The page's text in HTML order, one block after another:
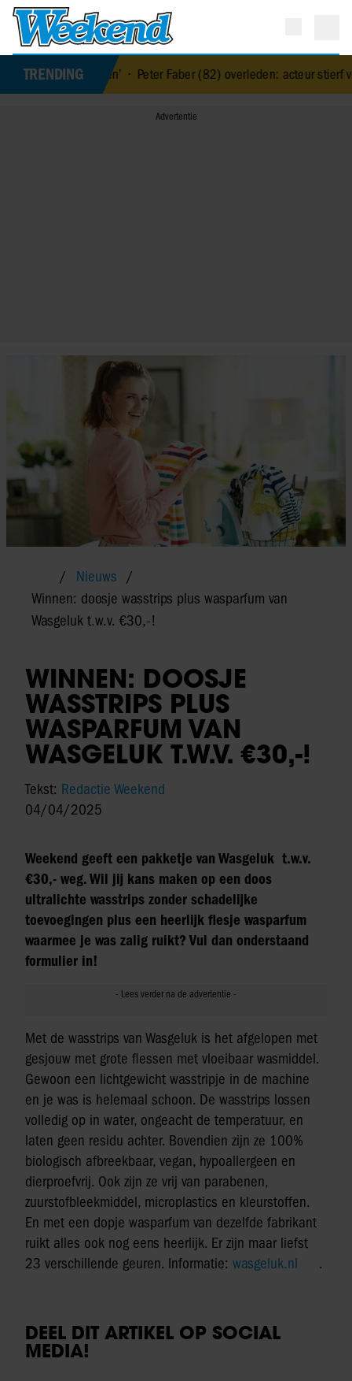
TRENDING
is gevonden’ • Peter Faber (82) overleden: acteur stierf vredig
Nieuws
Winnen: doosje wasstrips plus wasparfum van
Wasgeluk t.w.v. €30,-!
WINNEN: DOOSJE
WASSTRIPS PLUS
WASPARFUM VAN
WASGELUK T.W.V. €30,-!
Tekst: Redactie Weekend
04/04/2025
Weekend geeft een pakketje van Wasgeluk t.w.v.
€30,- weg. Wil jij kans maken op een doos
ultralichte wasstrips zonder schadelijke
toevoegingen plus een heerlijk flesje wasparfum
waarmee je was zalig ruikt? Vul dan onderstaand
formulier in!
Met de wasstrips van Wasgeluk is het afgelopen met
gesjouw met grote flessen met vloeibaar wasmiddel.
Gewoon een lichtgewicht wasstripje in de machine
en je was is helemaal schoon. De wasstrips lossen
volledig op in water, ongeacht de temperatuur, en
laten geen residu achter. Bovendien zijn ze 100%
biologisch afbreekbaar, vegan, hypoallergeen en
dierproefvrij. Ook zijn ze vrij van parabenen,
zuurstofbleekmiddel, microplastics en kleurstoffen.
En met een dopje wasparfum van dezelfde fabrikant
ruikt alles ook nog eens heerlijk. Er zijn maar liefst
23 verschillende geuren. Informatie: wasgeluk.nl .
DEEL DIT ARTIKEL OP SOCIAL
MEDIA!